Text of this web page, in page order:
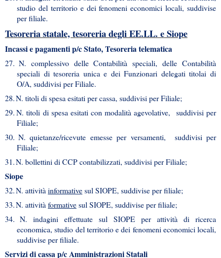
studio del territorio e dei fenomeni economici locali, suddivise
per filiale.
Tesoreria statale, tesoreria degli EE.LL. e Siope
Incassi e pagamenti p/c Stato, Tesoreria telematica
27. N. complessivo delle Contabilità speciali, delle Contabilità
speciali di tesoreria unica e dei Funzionari delegati titolai di
O/A, suddivisi per Filiale.
28.N. titoli di spesa esitati per cassa, suddivisi per Filiale;
29.N. titoli di spesa esitati con modalità agevolative, suddivisi per
Filiale;
30. N. quietanze/ricevute emesse per versamenti, suddivisi per
Filiale;
31.N. bollettini di CCP contabilizzati, suddivisi per Filiale;
Siope
32.N. attività informativesul SIOPE, suddivise per filiale;
33.N. attività formativesul SIOPE, suddivise per filiale;
34. N. indagini effettuate sul SIOPE per attività di ricerca
economica, studio del territorio e dei fenomeni economici locali,
suddivise per filiale.
Servizi di cassa p/c Amministrazioni Statali